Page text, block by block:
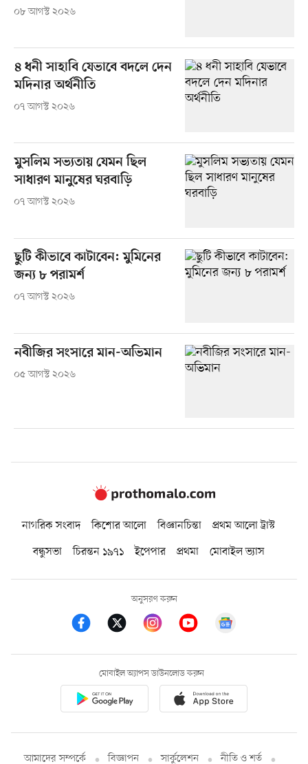
০৮ আগস্ট ২০২৬
৪ ধনী সাহাবি যেভাবে বদলে দেন
মদিনার অর্থনীতি
০৭ আগস্ট ২০২৬
মুসলিম সভ্যতায় যেমন ছিল
সাধারণ মানুষের ঘরবাড়ি
০৭ আগস্ট ২০২৬
ছুটি কীভাবে কাটাবেন: মুমিনের
জন্য ৮ পরামর্শ
০৭ আগস্ট ২০২৬
নবীজির সংসারে মান-অভিমান
০৫ আগস্ট ২০২৬
নাগরিক সংবাদ কিশোর আলো বিজ্ঞানচিন্তা
প্রথম আলো ট্রাস্ট
বন্ধুসভা
চিরন্তন ১৯৭১ ইপেপার প্রথমা মোবাইল ভ্যাস
অনুসরণ করুন
মোবাইল অ্যাপস ডাউনলোড করুন
আমাদের সম্পর্কে বিজ্ঞাপন সার্কুলেশন নীতি ও শর্ত